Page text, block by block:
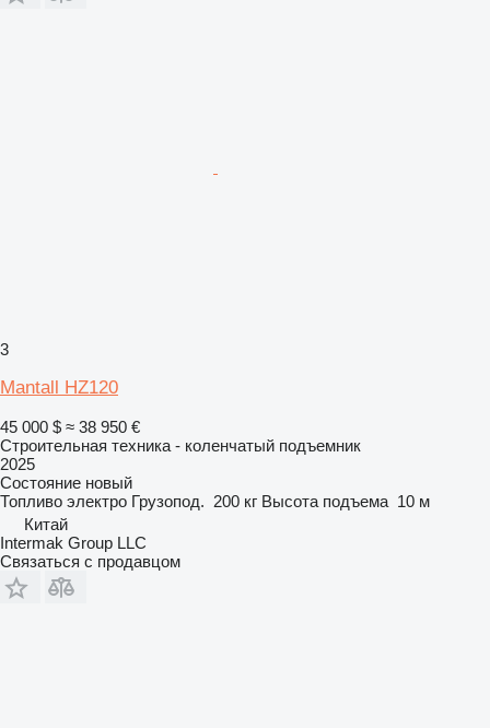
3
Mantall HZ120
45 000 $ ≈ 38 950 €
Строительная техника - коленчатый подъемник
2025
Состояние новый
Топливо электро Грузопод. 200 кг Высота подъема 10 м
Китай
Intermak Group LLC
Связаться с продавцом